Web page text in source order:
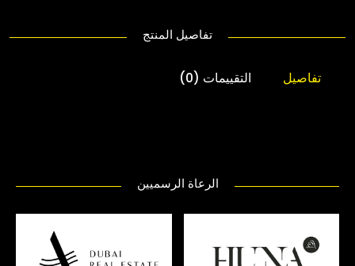
تفاصيل المنتج
تفاصيل التقييمات (0)
الرعاة الرسميين